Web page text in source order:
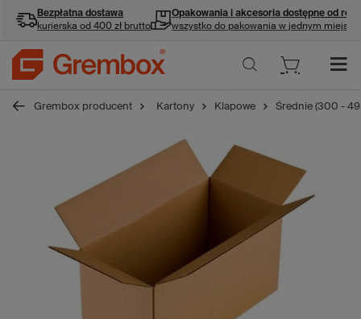
Bezpłatna dostawa
kurierska od 400 zł brutto
Opakowania i akcesoria dostępne od ręki
wszystko do pakowania w jednym miejscu
Grembox producent Kartony Klapowe Średnie (300 -